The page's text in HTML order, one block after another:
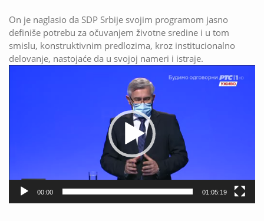
On je naglasio da SDP Srbije svojim programom jasno
definiše potrebu za očuvanjem životne sredine i u tom
smislu, konstruktivnim predlozima, kroz institucionalno
delovanje, nastojaće da u svojoj nameri i istraje.
00:00 01:05:19